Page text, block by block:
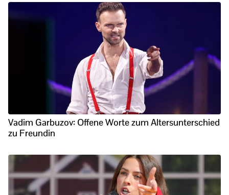
Vadim Garbuzov: Offene Worte zum Altersunterschied
zu Freundin